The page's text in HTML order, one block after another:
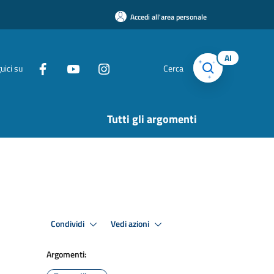
Accedi all'area personale
su Cerca
AI
Tutti gli argomenti
Condividi Vedi azioni
Argomenti: